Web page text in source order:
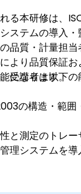
る本研修は、
ステムの導入・
品質・計量担
より品質保証
になります。
受講者は以下
の構造・範
と測定のトレ
理システムを導
る